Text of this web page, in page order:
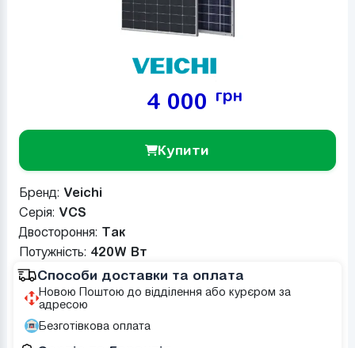
4 000 грн
Купити
Бренд: Veichi
Серія: VCS
Двостороння: Так
Потужніcть: 420W Вт
Способи доставки та оплата
Новою Поштою до відділення або курєром за
адресою
Безготівкова оплата